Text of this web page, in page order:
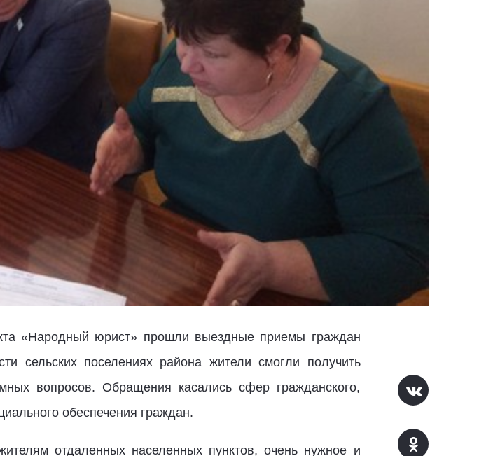
«Народный юрист» прошли выездные приемы граждан
сельских поселениях района жители смогли получить
вопросов. Обращения касались сфер гражданского,
обеспечения граждан.
отдаленных населенных пунктов, очень нужное и